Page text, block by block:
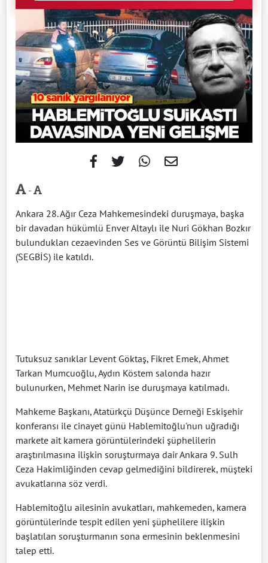
-
Ankara 28. Ağır Ceza Mahkemesindeki duruşmaya, başka
bir davadan hükümlü Enver Altaylı ile Nuri Gökhan Bozkır
bulundukları cezaevinden Ses ve Görüntü Bilişim Sistemi
(SEGBİS) ile katıldı.
Tutuksuz sanıklar Levent Göktaş, Fikret Emek, Ahmet
Tarkan Mumcuoğlu, Aydın Köstem salonda hazır
bulunurken, Mehmet Narin ise duruşmaya katılmadı.
Mahkeme Başkanı, Atatürkçü Düşünce Derneği Eskişehir
konferansı ile cinayet günü Hablemitoğlu'nun uğradığı
markete ait kamera görüntülerindeki şüphelilerin
araştırılmasına ilişkin soruşturmaya dair Ankara 9. Sulh
Ceza Hakimliğinden cevap gelmediğini bildirerek, müşteki
avukatlarına söz verdi.
Hablemitoğlu ailesinin avukatları, mahkemeden, kamera
görüntülerinde tespit edilen yeni şüphelilere ilişkin
başlatılan soruşturmanın sona ermesinin beklenmesini
talep etti.